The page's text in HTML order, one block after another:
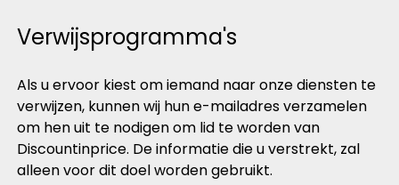
Verwijsprogramma's
Als u ervoor kiest om iemand naar onze diensten te
verwijzen, kunnen wij hun e-mailadres verzamelen
om hen uit te nodigen om lid te worden van
Discountinprice. De informatie die u verstrekt, zal
alleen voor dit doel worden gebruikt.